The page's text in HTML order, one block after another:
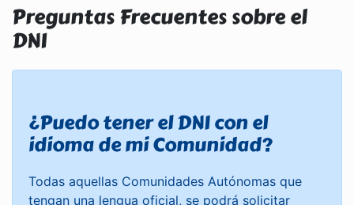
Preguntas Frecuentes sobre el
DNI
¿Puedo tener el DNI con el
idioma de mi Comunidad?
Todas aquellas Comunidades Autónomas que
tengan una lengua oficial, se podrá solicitar